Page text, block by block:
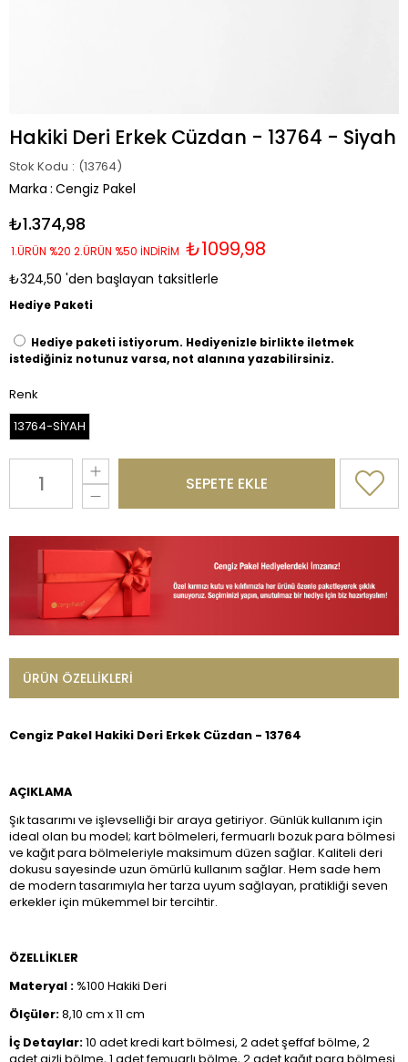
Hakiki Deri Erkek Cüzdan - 13764 - Siyah
Stok Kodu (13764)
Marka : Cengiz Pakel
₺1.374,98
1.ÜRÜN %20 2.ÜRÜN %50 İNDİRİM ₺1099,98
₺324,50 'den başlayan taksitlerle
Hediye Paketi
Hediye paketi istiyorum. Hediyenizle birlikte iletmek
istediğiniz notunuz varsa, not alanına yazabilirsiniz.
Renk
13764-SİYAH
ÜRÜN ÖZELLIKLERI
Cengiz Pakel Hakiki Deri Erkek Cüzdan - 13764
AÇIKLAMA
Şık tasarımı ve işlevselliği bir araya getiriyor. Günlük kullanım için
ideal olan bu model; kart bölmeleri, fermuarlı bozuk para bölmesi
ve kağıt para bölmeleriyle maksimum düzen sağlar. Kaliteli deri
dokusu sayesinde uzun ömürlü kullanım sağlar. Hem sade hem
de modern tasarımıyla her tarza uyum sağlayan, pratikliği seven
erkekler için mükemmel bir tercihtir.
ÖZELLİKLER
Materyal :%100 Hakiki Deri
Ölçüler:8,10 cm x 11 cm
İç Detaylar:10 adet kredi kart bölmesi, 2 adet şeffaf bölme, 2
adet gizli bölme, 1 adet femuarlı bölme, 2 adet kağıt para bölmesi